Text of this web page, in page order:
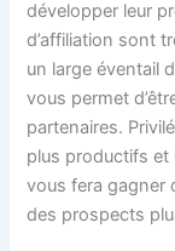
développer leur
d’affiliation sont
un large éventail
vous permet
partenaires.
plus productifs et
vous fera gagner
des prospects